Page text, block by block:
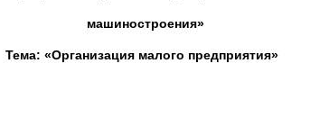
машиностроения»
Тема: «Организация малого предприятия»